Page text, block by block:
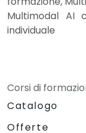
Multimodal AI
individuale
Corsi di
Catalogo
Offerte